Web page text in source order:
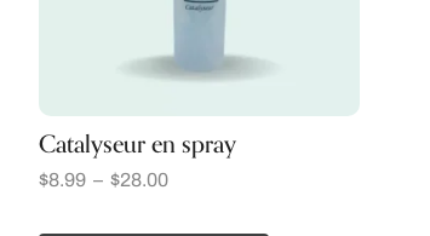
Catalyseur en spray
$8.99 – $28.00